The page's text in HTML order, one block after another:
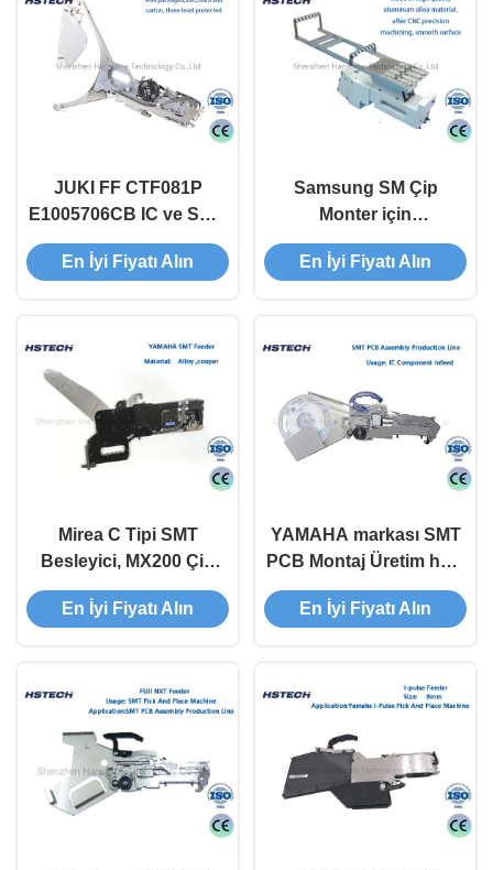
JUKI FF CTF081P
E1005706CB IC ve SMD
Bileşen Montajı için
Derin Cepli 56mm SMT
En İyi Fiyatı Alın
Samsung SM Çip
Monter için
Düzenlenebilir titreşim
yoğunluğu SMT
En İyi Fiyatı Alın
Mirea C Tipi SMT
Besleyici, MX200 Çip
Montaj Makinesi için
8mm 12mm 16mm
En İyi Fiyatı Alın
YAMAHA markası SMT
PCB Montaj Üretim hattı
için SMT besleyicisi
En İyi Fiyatı Alın